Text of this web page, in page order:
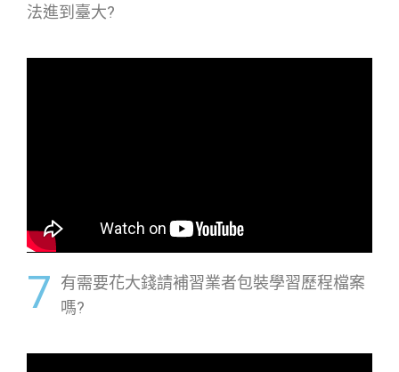
法進到臺大?
7
有需要花大錢請補習業者包裝學習歷程檔案
嗎?